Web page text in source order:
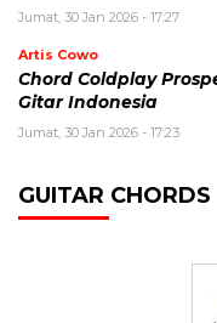
Jumat, 30 Jan 2026 - 17:27
Artis Cowo
Chord Coldplay
Gitar Indonesia
Jumat, 30 Jan 2026 - 17:23
GUITAR CHORDS